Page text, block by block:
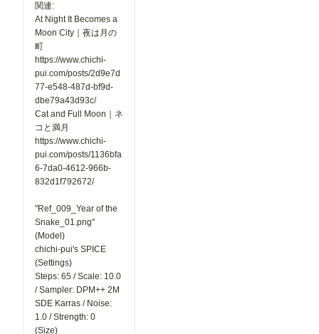
関連:
At Night It Becomes a
Moon City｜夜は月の
町
https://www.chichi-
pui.com/posts/2d9e7d
77-e548-487d-bf9d-
dbe79a43d93c/
Cat and Full Moon｜ネ
コと満月
https://www.chichi-
pui.com/posts/1136bfa
6-7da0-4612-966b-
832d1f792672/
"Ref_009_Year of the
Snake_01.png"
(Model)
chichi-pui's SPICE
(Settings)
Steps: 65 / Scale: 10.0
/ Sampler: DPM++ 2M
SDE Karras / Noise:
1.0 / Strength: 0
(Size)